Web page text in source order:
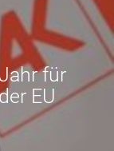
für
EU